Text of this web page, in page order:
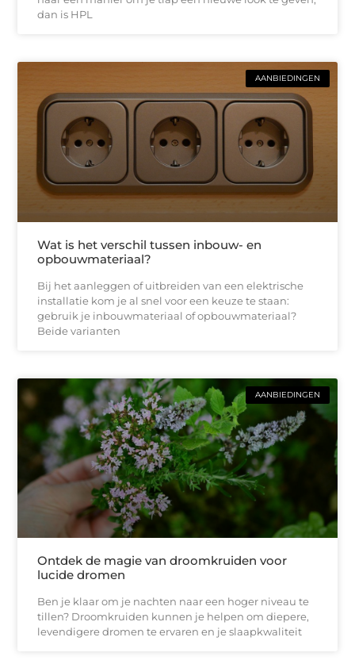
dan is HPL
AANBIEDINGEN
Wat is het verschil tussen inbouw- en
opbouwmateriaal?
Bij het aanleggen of uitbreiden van een elektrische
installatie kom je al snel voor een keuze te staan:
gebruik je inbouwmateriaal of opbouwmateriaal?
Beide varianten
AANBIEDINGEN
Ontdek de magie van droomkruiden voor
lucide dromen
Ben je klaar om je nachten naar een hoger niveau te
tillen? Droomkruiden kunnen je helpen om diepere,
levendigere dromen te ervaren en je slaapkwaliteit